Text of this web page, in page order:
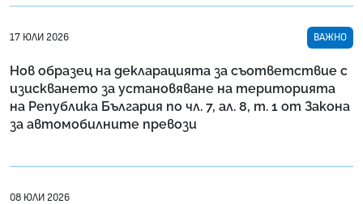
17 ЮЛИ 2026 ВАЖНО
Нов образец на декларацията за съответствие с
изискването за установяване на територията
на Република България по чл. 7, ал. 8, т. 1 от Закона
за автомобилните превози
08 ЮЛИ 2026